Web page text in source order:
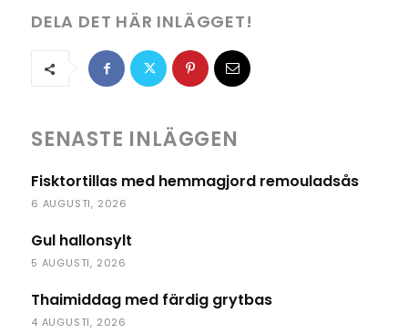
DELA DET HÄR INLÄGGET!
SENASTE INLÄGGEN
Fisktortillas med hemmagjord remouladsås
6 AUGUSTI, 2026
Gul hallonsylt
5 AUGUSTI, 2026
Thaimiddag med färdig grytbas
4 AUGUSTI, 2026